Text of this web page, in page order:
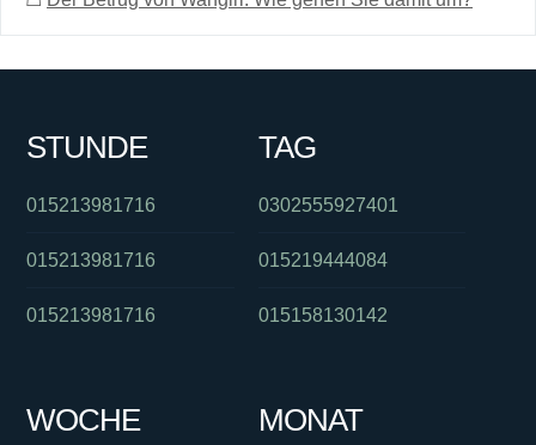
STUNDE
015213981716
015213981716
015213981716
TAG
0302555927401
015219444084
015158130142
WOCHE MONAT